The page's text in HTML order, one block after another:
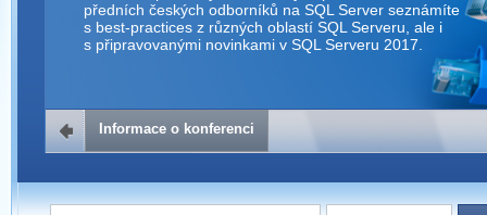
předních českých odborníků na SQL Server seznámíte
s best-practices z různých oblastí SQL Serveru, ale i
s připravovanými novinkami v SQL Serveru 2017.
Informace o konferenci